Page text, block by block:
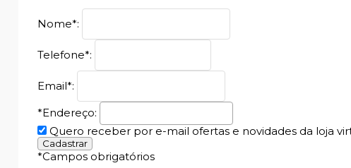
Nome*:
Telefone*:
Email*:
*Endereço:
Quero receber por e-mail ofertas e novidades da loja
*Campos obrigatórios